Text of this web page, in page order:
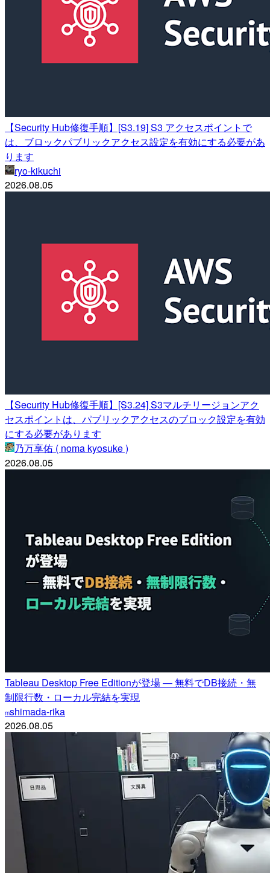
【Security Hub修復手順】[S3.19] S3 アクセスポイントで
は、ブロックパブリックアクセス設定を有効にする必要があ
ります
ryo-kikuchi
2026.08.05
【Security Hub修復手順】[S3.24] S3マルチリージョンアク
セスポイントは、パブリックアクセスのブロック設定を有効
にする必要があります
乃万享佑 ( noma kyosuke )
2026.08.05
Tableau Desktop Free Editionが登場 ― 無料でDB接続・無
制限行数・ローカル完結を実現
mshimada-rika
2026.08.05